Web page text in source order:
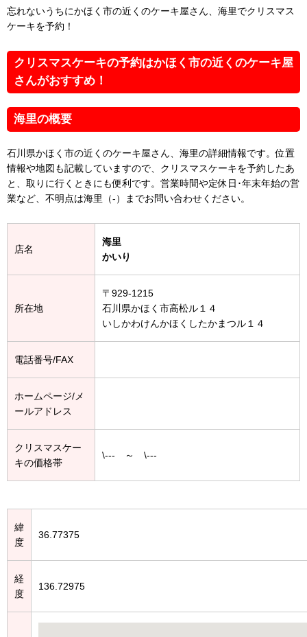
忘れないうちにかほく市の近くのケーキ屋さん、海里でクリスマス
ケーキを予約！
クリスマスケーキの予約はかほく市の近くのケーキ屋
さんがおすすめ！
海里の概要
石川県かほく市の近くのケーキ屋さん、海里の詳細情報です。位置
情報や地図も記載していますので、クリスマスケーキを予約したあ
と、取りに行くときにも便利です。営業時間や定休日･年末年始の営
業など、不明点は海里（-）までお問い合わせください。
店名
海里
かいり
所在地
〒929-1215
石川県かほく市高松ル１４
いしかわけんかほくしたかまつル１４
電話番号/FAX
ホームページ/メ
ールアドレス
クリスマスケー
キの価格帯
\--- ～ \---
緯
度
36.77375
経
度
136.72975